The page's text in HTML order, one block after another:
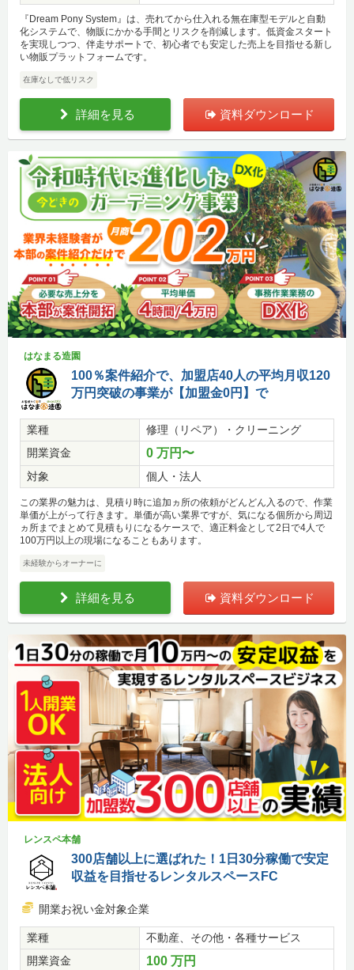
『Dream Pony System』は、売れてから仕入れる無在庫型モデルと自動
化システムで、物販にかかる手間とリスクを削減します。低資金スタート
を実現しつつ、伴走サポートで、初心者でも安定した売上を目指せる新し
い物販プラットフォームです。
在庫なしで低リスク
詳細を見る 資料ダウンロード
はなまる造園
100％案件紹介で、加盟店40人の平均月収120
万円突破の事業が【加盟金0円】で
業種
修理（リペア）・クリーニング
開業資金
0 万円〜
対象 個人・法人
この業界の魅力は、見積り時に追加ヵ所の依頼がどんどん入るので、作業
単価が上がって行きます。単価が高い業界ですが、気になる個所から周辺
ヵ所までまとめて見積もりになるケースで、適正料金として2日で4人で
100万円以上の現場になることもあります。
未経験からオーナーに
詳細を見る 資料ダウンロード
レンスペ本舗
300店舗以上に選ばれた！1日30分稼働で安定
収益を目指せるレンタルスペースFC
開業お祝い金対象企業
業種
不動産、その他・各種サービス
開業資金
100 万円